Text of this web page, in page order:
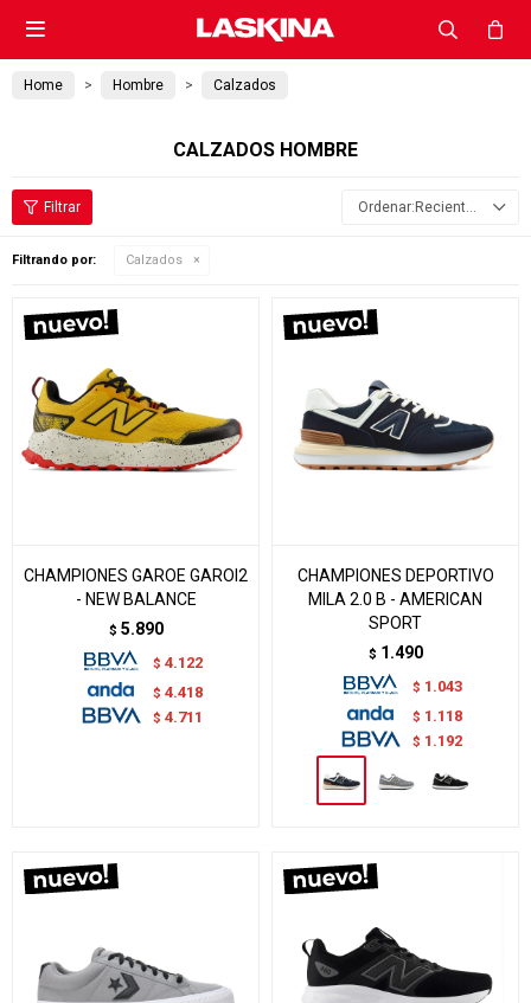

Home Hombre Calzados
CALZADOS HOMBRE
Recientes
Filtrando por: Calzados
CHAMPIONES GAROE GAROI2
- NEW BALANCE
$ 5.890
$ 4.122
$ 4.418
$ 4.711
CHAMPIONES DEPORTIVO
MILA 2.0 B - AMERICAN
SPORT
$ 1.490
$ 1.043
$ 1.118
$ 1.192